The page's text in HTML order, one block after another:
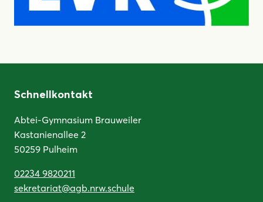
Schnellkontakt
Abtei-Gymnasium Brauweiler
Kastanienallee 2
50259 Pulheim
02234 9820211
sekretariat@agb.nrw.schule